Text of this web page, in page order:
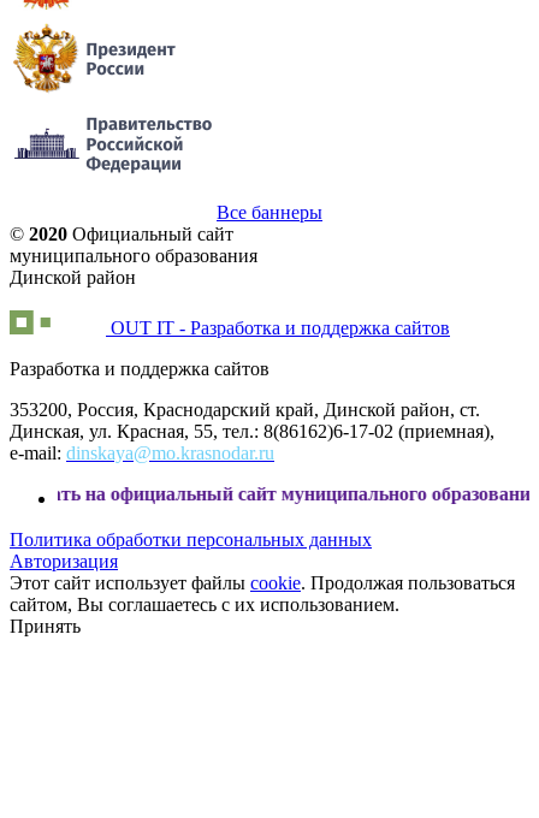
Все баннеры
© 2020 Официальный сайт
муниципального образования
Динской район
OUT IT - Разработка и поддержка сайтов
Разработка и поддержка сайтов
353200, Россия, Краснодарский край, Динской район, ст.
Динская, ул. Красная, 55, тел.: 8(86162)6-17-02 (приемная),
e-mail: dinskaya@mo.krasnodar.ru
сайт муниципального образования Динской
Политика обработки персональных данных
Авторизация
Этот сайт использует файлы cookie. Продолжая пользоваться
сайтом, Вы соглашаетесь с их использованием.
Принять